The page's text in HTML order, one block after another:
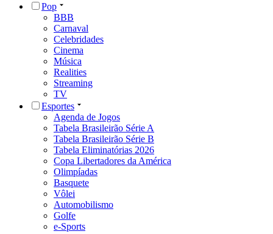
Pop
BBB
Carnaval
Celebridades
Cinema
Música
Realities
Streaming
TV
Esportes
Agenda de Jogos
Tabela Brasileirão Série A
Tabela Brasileirão Série B
Tabela Eliminatórias 2026
Copa Libertadores da América
Olimpíadas
Basquete
Vôlei
Automobilismo
Golfe
e-Sports